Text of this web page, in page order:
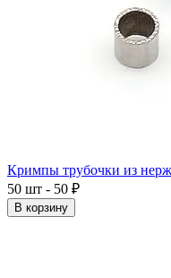
Кримпы трубочки из
50 шт - 50 ₽
В корзину